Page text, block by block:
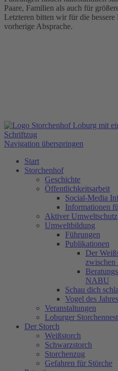
Paare, Familien als auch für
Letzteren bitten wir für die
vorherige Absprache.
Navigation überspringen
Start
Storchenhof
Geschichte
Öffentlichkeitsarbeit
Social-Media
Informationen
Aktiver Umweltschutz
Umweltbildung
Führungen
Publikationen
Der
zwischen
NABU
Schau dich
Vogel des Jahres
Veranstaltungen
Loburger
Der Storch
Weißstorch
Schwarzstorch
Storchenzug
Gefahren für Störche